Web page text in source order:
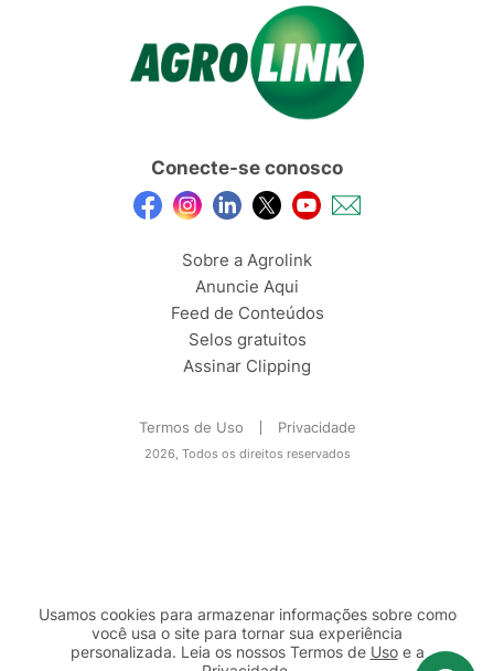
Conecte-se conosco
Sobre a Agrolink
Anuncie Aqui
Feed de Conteúdos
Selos gratuitos
Assinar Clipping
Termos de Uso Privacidade
2026, Todos os direitos reservados
Usamos cookies para armazenar informações sobre como
você usa o site para tornar sua experiência
personalizada. Leia os nossos Termos de Usoe a